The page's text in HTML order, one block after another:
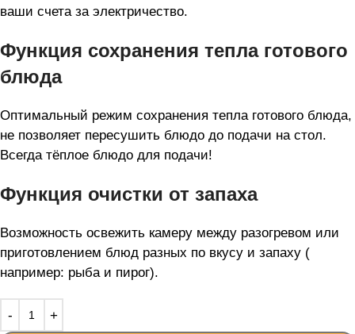
ваши счета за электричество.
Функция сохранения тепла готового
блюда
Оптимальный режим сохранения тепла готового блюда,
не позволяет пересушить блюдо до подачи на стол.
Всегда тёплое блюдо для подачи!
Функция очистки от запаха
Возможность освежить камеру между разогревом или
приготовлением блюд разных по вкусу и запаху (
например: рыба и пирог).